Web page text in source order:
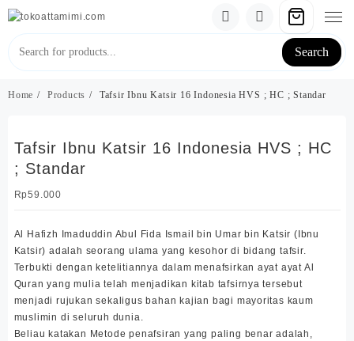
Skip
to
Search
Home Products Tafsir Ibnu Katsir 16 Indonesia HVS ; HC ; Standar
Tafsir Ibnu Katsir 16 Indonesia HVS ; HC
; Standar
Rp59.000
Al Hafizh Imaduddin Abul Fida Ismail bin Umar bin Katsir (Ibnu
Katsir) adalah seorang ulama yang kesohor di bidang tafsir.
Terbukti dengan ketelitiannya dalam menafsirkan ayat ayat Al
Quran yang mulia telah menjadikan kitab tafsirnya tersebut
menjadi rujukan sekaligus bahan kajian bagi mayoritas kaum
muslimin di seluruh dunia.
Beliau katakan Metode penafsiran yang paling benar adalah,